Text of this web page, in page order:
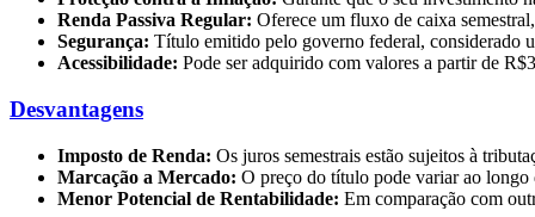
Renda Passiva Regular: Oferece um fluxo de caixa
Segurança: Título emitido pelo governo federal, considerado
Acessibilidade: Pode ser adquirido com valores a partir de
Desvantagens
Imposto de Renda: Os juros semestrais estão sujeitos à
Marcação a Mercado: O preço do título pode variar ao longo
Menor Potencial de Rentabilidade: Em comparação com